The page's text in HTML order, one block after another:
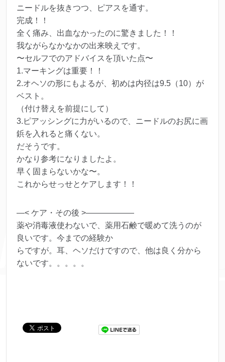
ニードルを抜きつつ、ピアスを通す。
完成！！
全く痛み、出血なかったのに驚きました！！
我ながらなかなかの出来映えです。
〜セルフでのアドバイスを頂いた点〜
1.マーキングは重要！！
2.オヘソの形にもよるが、初めは内径は9.5（10）が
ベスト。
（付け替えを前提にして）
3.ピアッシングに力がいるので、ニードルのお尻に画
鋲を入れると痛くない。
だそうです。
かなり参考になりましたよ。
早く固まらないかな〜。
これからせっせとケアします！！
—< ケア・その後 >——————
薬や消毒液使わないで、薬用石鹸で暖めて洗うのが
良いです。今までの経験か
らですが。耳、ヘソだけですので、他は良く分から
ないです。。。。。